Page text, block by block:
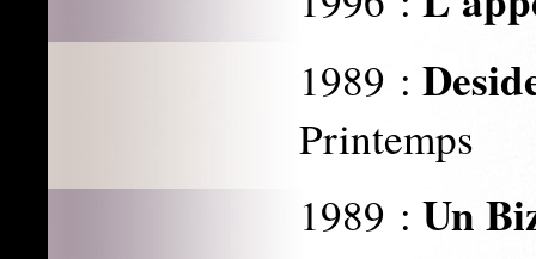
1989 :
Printemps
1989 : Un